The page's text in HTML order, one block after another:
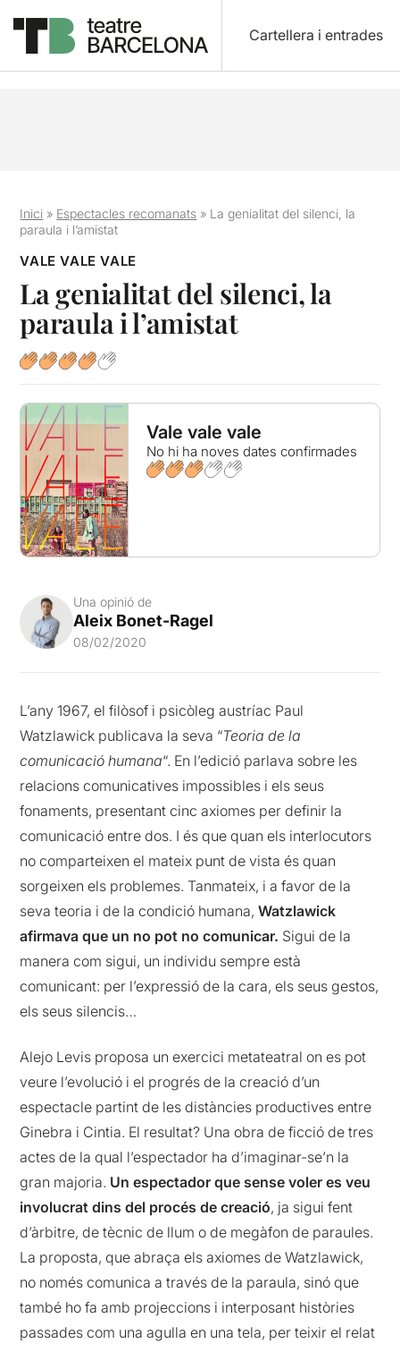
Cartellera i entrades
Inici » Espectacles recomanats » La genialitat del silenci, la
paraula i l’amistat
VALE VALE VALE
La genialitat del silenci, la
paraula i l’amistat
Vale vale vale
No hi ha noves dates confirmades
Una opinió de
Aleix Bonet-Ragel
08/02/2020
L’any 1967, el filòsof i psicòleg austríac Paul
Watzlawick publicava la seva “Teoria de la
comunicació humana“. En l’edició parlava sobre les
relacions comunicatives impossibles i els seus
fonaments, presentant cinc axiomes per definir la
comunicació entre dos. I és que quan els interlocutors
no comparteixen el mateix punt de vista és quan
sorgeixen els problemes. Tanmateix, i a favor de la
seva teoria i de la condició humana,Watzlawick
afirmava que un no pot no comunicar. Sigui de la
manera com sigui, un individu sempre està
comunicant: per l’expressió de la cara, els seus gestos,
els seus silencis…
Alejo Levis proposa un exercici metateatral on es pot
veure l’evolució i el progrés de la creació d’un
espectacle partint de les distàncies productives entre
Ginebra i Cintia. El resultat? Una obra de ficció de tres
actes de la qual l’espectador ha d’imaginar-se’n la
gran majoria. Un espectador que sense voler es veu
involucrat dins del procés de creació, ja sigui fent
d’àrbitre, de tècnic de llum o de megàfon de paraules.
La proposta, que abraça els axiomes de Watzlawick,
no només comunica a través de la paraula, sinó que
també ho fa amb projeccions i interposant històries
passades com una agulla en una tela, per teixir el relat